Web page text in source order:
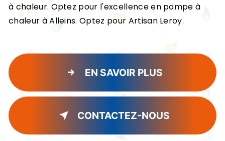
à chaleur. Optez pour l'excellence en pompe à
chaleur à Alleins. Optez pour Artisan Leroy.
EN SAVOIR PLUS
CONTACTEZ-NOUS